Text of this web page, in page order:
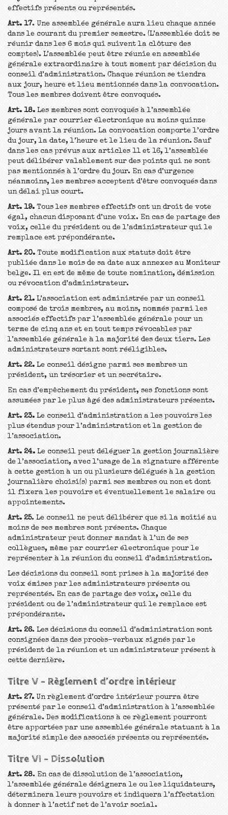
effectifs présents ou représentés.
Art. 17. Une assemblée générale aura lieu chaque année
dans le courant du premier semestre. (L’assemblée doit se
réunir dans les 6 mois qui suivent la clôture des
comptes). L’assemblée peut être réunie en assemblée
générale extraordinaire à tout moment par décision du
conseil d’administration. Chaque réunion se tiendra
aux jour, heure et lieu mentionnés dans la convocation.
Tous les membres doivent être convoqués.
Art. 18. Les membres sont convoqués à l’assemblée
générale par courrier électronique au moins quinze
jours avant la réunion. La convocation comporte l’ordre
du jour, la date, l’heure et le lieu de la réunion. Sauf
dans les cas prévus aux articles 11 et 16, l’assemblée
peut délibérer valablement sur des points qui ne sont
pas mentionnés à l’ordre du jour. En cas d’urgence
néanmoins, les membres acceptent d’être convoqués dans
un délai plus court.
Art. 19. Tous les membres effectifs ont un droit de vote
égal, chacun disposant d’une voix. En cas de partage des
voix, celle du président ou de l’administrateur qui le
remplace est prépondérante.
Art. 20. Toute modification aux statuts doit être
publiée dans le mois de sa date aux annexes au Moniteur
belge. Il en est de même de toute nomination, démission
ou révocation d’administrateur.
Art. 21. L’association est administrée par un conseil
composé de trois membres, au moins, nommés parmi les
associés effectifs par l’assemblée générale pour un
terme de cinq ans et en tout temps révocables par
l’assemblée générale à la majorité des deux tiers. Les
administrateurs sortant sont rééligibles.
Art. 22. Le conseil désigne parmi ses membres un
président, un trésorier et un secrétaire.
En cas d’empêchement du président, ses fonctions sont
assumées par le plus âgé des administrateurs présents.
Art. 23. Le conseil d’administration a les pouvoirs les
plus étendus pour l’administration et la gestion de
l’association.
Art. 24. Le conseil peut déléguer la gestion journalière
de l’association, avec l’usage de la signature afférente
à cette gestion à un ou plusieurs délégués à la gestion
journalière choisi(s) parmi ses membres ou non et dont
il fixera les pouvoirs et éventuellement le salaire ou
appointements.
Art. 25. Le conseil ne peut délibérer que si la moitié au
moins de ses membres sont présents. Chaque
administrateur peut donner mandat à l’un de ses
collègues, même par courrier électronique pour le
représenter à la réunion du conseil d’administration.
Les décisions du conseil sont prises à la majorité des
voix émises par les administrateurs présents ou
représentés. En cas de partage des voix, celle du
président ou de l’administrateur qui le remplace est
prépondérante.
Art. 26. Les décisions du conseil d’administration sont
consignées dans des procès-verbaux signés par le
président de la réunion et un administrateur présent à
cette dernière.
Titre V – Règlement d’ordre intérieur
Art. 27. Un règlement d’ordre intérieur pourra être
présenté par le conseil d’administration à l’assemblée
générale. Des modifications à ce règlement pourront
être apportées par une assemblée générale statuant à la
majorité simple des associés présents ou représentés.
Titre VI – Dissolution
Art. 28. En cas de dissolution de l’association,
l’assemblée générale désignera le ou les liquidateurs,
déterminera leurs pouvoirs et indiquera l’affectation
à donner à l’actif net de l’avoir social.